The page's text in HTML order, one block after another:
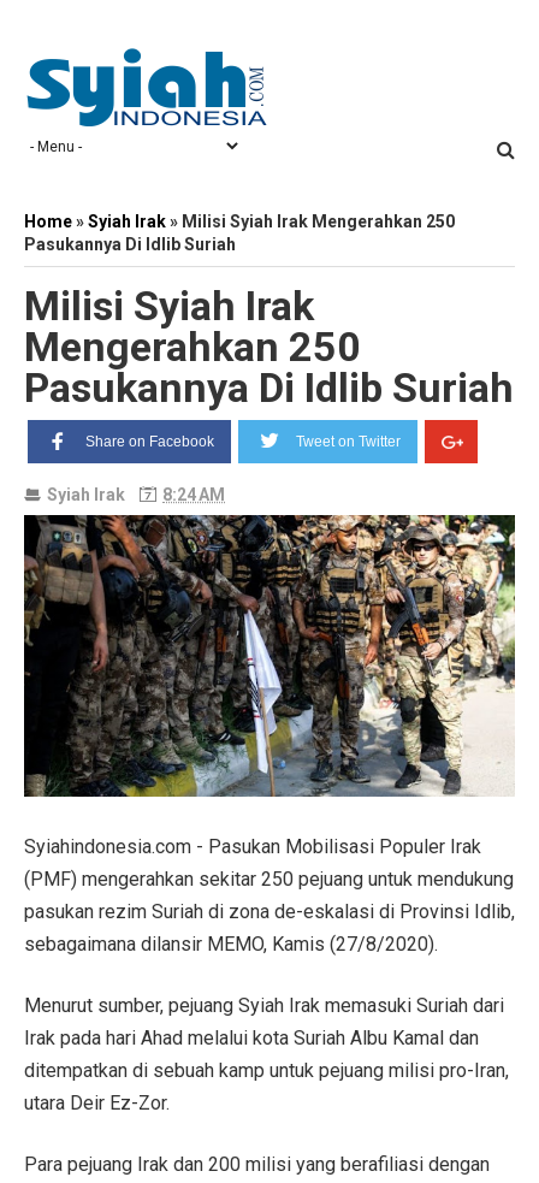
Home»Syiah Irak» Milisi Syiah Irak Mengerahkan 250
Pasukannya Di Idlib Suriah
Milisi Syiah Irak
Mengerahkan 250
Pasukannya Di Idlib Suriah
Share on Facebook Tweet on Twitter
Syiah Irak 8:24 AM
Syiahindonesia.com - Pasukan Mobilisasi Populer Irak
(PMF) mengerahkan sekitar 250 pejuang untuk mendukung
pasukan rezim Suriah di zona de-eskalasi di Provinsi Idlib,
sebagaimana dilansir MEMO, Kamis (27/8/2020).
Menurut sumber, pejuang Syiah Irak memasuki Suriah dari
Irak pada hari Ahad melalui kota Suriah Albu Kamal dan
ditempatkan di sebuah kamp untuk pejuang milisi pro-Iran,
utara Deir Ez-Zor.
Para pejuang Irak dan 200 milisi yang berafiliasi dengan